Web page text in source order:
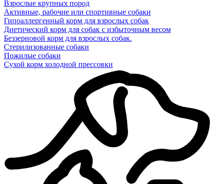
Взрослые крупных пород
Активные, рабочие или спортивные собаки
Гипоаллергенный корм для взрослых собак
Диетический корм для собак с избыточным весом
Беззерновой корм для взрослых собак.
Стерилизованные собаки
Пожилые собаки
Сухой корм холодной прессовки